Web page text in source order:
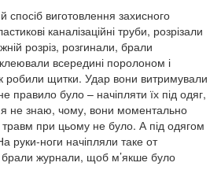
спосіб виготовлення захисного
каналізаційні труби, розрізали
розріз, розгинали, брали
всередині поролоном і
робили щитки. Удар вони витримували
правило було – начіпляти їх під одяг,
не знаю, чому, вони моментально
травм при цьому не було. А під одягом
руки-ноги начіпляли таке от
журнали, щоб м’якше було